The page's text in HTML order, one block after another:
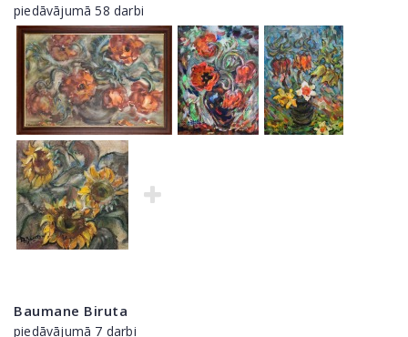
piedāvājumā 58 darbi
Baumane Biruta
piedāvājumā 7 darbi